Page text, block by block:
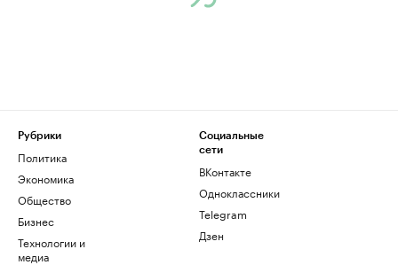
Рубрики
Политика
Экономика
Общество
Бизнес
Технологии и
медиа
Социальные
сети
ВКонтакте
Одноклассники
Telegram
Дзен